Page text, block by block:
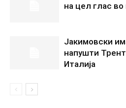
на цел глас
Јакимовски
напушти
Италија